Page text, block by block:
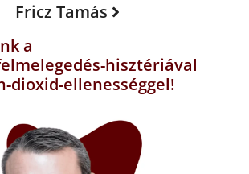
Fricz Tamás
a
hisztériával
dioxid-ellenességgel!